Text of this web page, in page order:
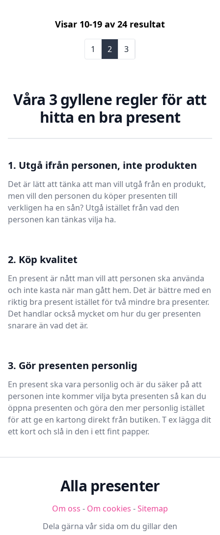
Visar 10-19 av 24 resultat
1 2 3
Våra 3 gyllene regler för att
hitta en bra present
1. Utgå ifrån personen, inte produkten
Det är lätt att tänka att man vill utgå från en produkt,
men vill den personen du köper presenten till
verkligen ha en sån? Utgå istället från vad den
personen kan tänkas vilja ha.
2. Köp kvalitet
En present är nått man vill att personen ska använda
och inte kasta när man gått hem. Det är bättre med en
riktig bra present istället för två mindre bra presenter.
Det handlar också mycket om hur du ger presenten
snarare än vad det är.
3. Gör presenten personlig
En present ska vara personlig och är du säker på att
personen inte kommer vilja byta presenten så kan du
öppna presenten och göra den mer personlig istället
för att ge en kartong direkt från butiken. T ex lägga dit
ett kort och slå in den i ett fint papper.
Alla presenter
Om oss - Om cookies -Sitemap
Dela gärna vår sida om du gillar den